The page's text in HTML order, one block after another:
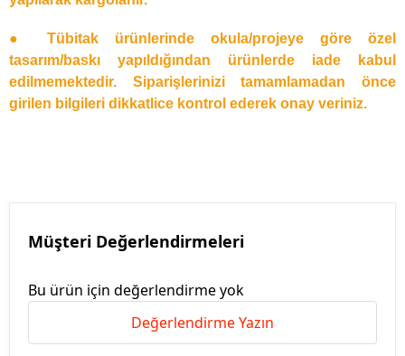
● Tübitak ürünlerinde okula/projeye göre özel
tasarım/baskı yapıldığından ürünlerde iade kabul
edilmemektedir. Siparişlerinizi tamamlamadan önce
girilen bilgileri dikkatlice kontrol ederek onay veriniz.
Müşteri Değerlendirmeleri
Bu ürün için değerlendirme yok
Değerlendirme Yazın